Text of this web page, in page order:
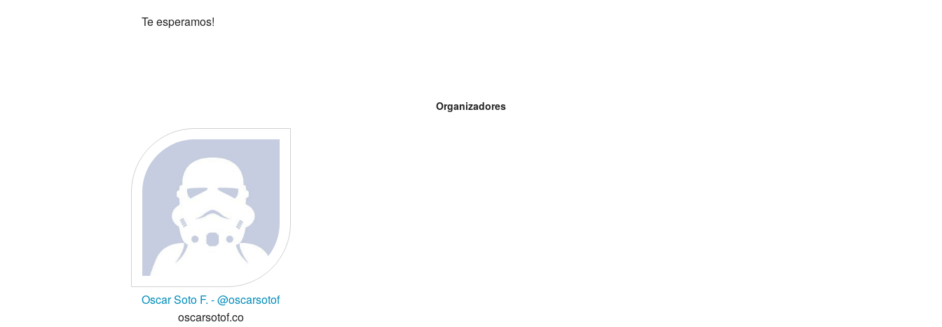
Te esperamos!
Organizadores
Oscar Soto F. - @oscarsotof
oscarsotof.co